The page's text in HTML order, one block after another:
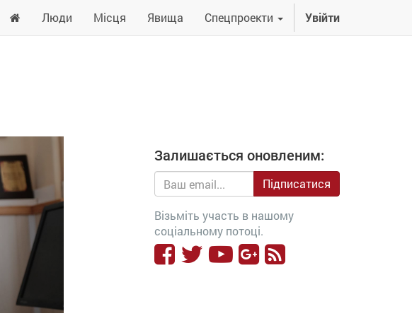
Люди Місця Явища Спецпроекти Увійти
Залишається оновленим:
Підписатися
Візьміть участь в нашому
соціальному потоці.